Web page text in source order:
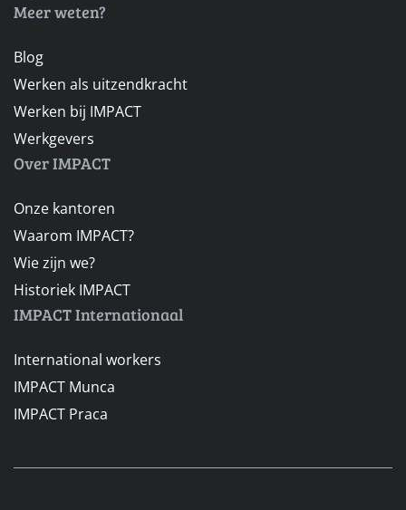
Meer weten?
Blog
Werken als uitzendkracht
Werken bij IMPACT
Werkgevers
Over IMPACT
Onze kantoren
Waarom IMPACT?
Wie zijn we?
Historiek IMPACT
IMPACT Internationaal
International workers
IMPACT Munca
IMPACT Praca